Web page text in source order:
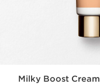
Milky Boost Cream